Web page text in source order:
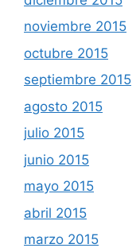
noviembre 2015
octubre 2015
septiembre 2015
agosto 2015
julio 2015
junio 2015
mayo 2015
abril 2015
marzo 2015